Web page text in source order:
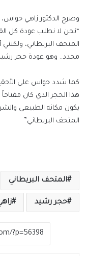
وصرح الدكتور زاهي
“نحن لا نطلب عودة كل
المتحف البريطاني،
محدد.. وهو عودة حجر
كما شدد حواس على الأحقية
هذا الحجر الذي كان
يكون مكانه الطبيعي
المتحف البريطاني”
المتحف البريطاني
حجر رشيد